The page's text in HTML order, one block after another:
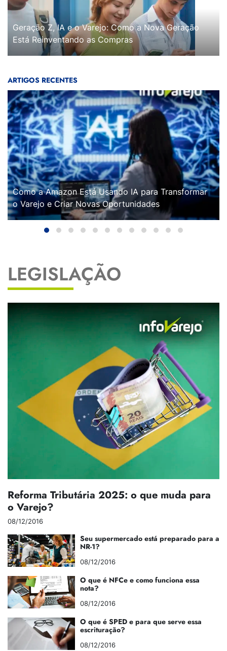
Geração Z, IA e o Varejo: Como a Nova Geração
Está Reinventando as Compras
ARTIGOS RECENTES
Como a Amazon Está Usando IA para Transformar
o Varejo e Criar Novas Oportunidades
LEGISLAÇÃO
Reforma Tributária 2025: o que muda para
o Varejo?
08/12/2016
Seu supermercado está preparado para a
NR-1?
08/12/2016
O que é NFCe e como funciona essa
nota?
08/12/2016
O que é SPED e para que serve essa
escrituração?
08/12/2016